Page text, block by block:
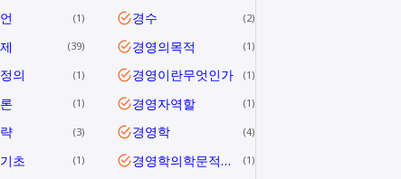
1 경수 2
39 경영의목적 1
의 1 경영이란무엇인가 1
1 경영자역할 1
3 경영학 4
초 1 경영학의학문적특성 1